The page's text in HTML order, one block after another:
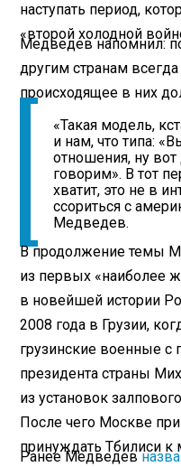
наступать период,
«второй холодной
Медведев напомнил:
другим странам
происходящее в них
«Такая модель,
и нам, что типа:
отношения, ну
говорим». В тот
хватит, это не в
ссориться с
Медведев.
В продолжение темы
из первых «наиболее
в новейшей истории
2008 года в Грузии,
грузинские военные с
президента страны
из установок
После чего Москве
принуждать Тбилиси к
Ранее Медведев